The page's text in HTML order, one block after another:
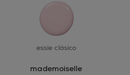
essie clásico
mademoiselle